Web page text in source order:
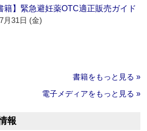
籍】緊急避妊薬OTC適正販売ガイド
月31日 (金)
書籍をもっと見る »
電子メディアをもっと見る »
報